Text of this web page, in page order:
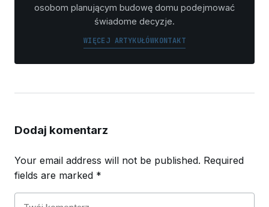
osobom planującym budowę domu podejmować
świadome decyzje.
WIĘCEJ ARTYKUŁÓWKONTAKT
Dodaj komentarz
Your email address will not be published. Required
fields are marked *